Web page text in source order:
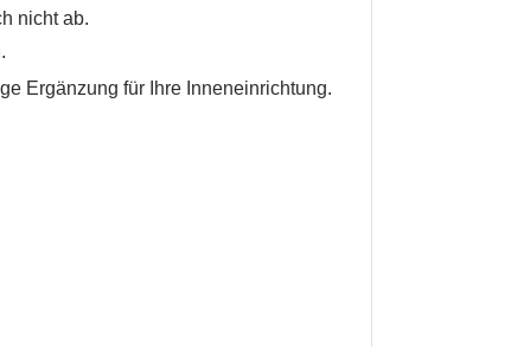
nicht ab.
Ergänzung für Ihre Inneneinrichtung.